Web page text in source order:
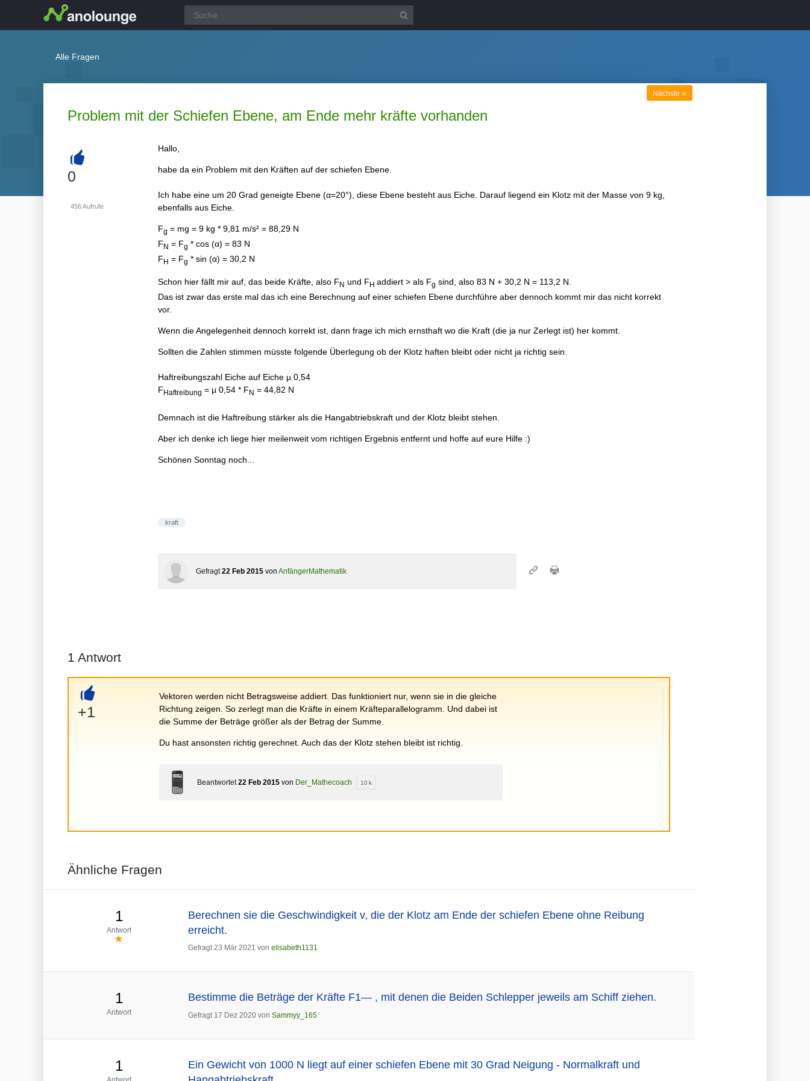
Alle Fragen
Problem mit der Schiefen Ebene, am Ende mehr kräfte vorhanden
Nächste »
+
0
456Aufrufe
Hallo,
habe da ein Problem mit den Kräften auf der schiefen Ebene.
Ich habe eine um 20 Grad geneigte Ebene (α=20°), diese Ebene besteht aus Eiche. Darauf liegend ein Klotz mit der Masse von 9 kg,
ebenfalls aus Eiche.
Fg = mg = 9 kg * 9,81 m/s² = 88,29 N
FN = Fg * cos (α) = 83 N
FH = Fg * sin (α) = 30,2 N
Schon hier fällt mir auf, das beide Kräfte, also F N und F H addiert > als Fg sind, also 83 N + 30,2 N = 113,2 N.
Das ist zwar das erste mal das ich eine Berechnung auf einer schiefen Ebene durchführe aber dennoch kommt mir das nicht korrekt
vor.
Wenn die Angelegenheit dennoch korrekt ist, dann frage ich mich ernsthaft wo die Kraft (die ja nur Zerlegt ist) her kommt.
Sollten die Zahlen stimmen müsste folgende Überlegung ob der Klotz haften bleibt oder nicht ja richtig sein.
Haftreibungszahl Eiche auf Eiche µ 0,54
FHaftreibung = µ 0,54 * FN = 44,82 N
Demnach ist die Haftreibung stärker als die Hangabtriebskraft und der Klotz bleibt stehen.
Aber ich denke ich liege hier meilenweit vom richtigen Ergebnis entfernt und hoffe auf eure Hilfe :)
Schönen Sonntag noch...
kraft
Gefragt 22 Feb 2015 von AnfängerMathematik
1 Antwort
+
+1
Vektoren werden nicht Betragsweise addiert. Das funktioniert nur, wenn sie in die gleiche
Richtung zeigen. So zerlegt man die Kräfte in einem Kräfteparallelogramm. Und dabei ist
die Summe der Beträge größer als der Betrag der Summe.
Du hast ansonsten richtig gerechnet. Auch das der Klotz stehen bleibt ist richtig.
Beantwortet 22 Feb 2015 von Der_Mathecoach 10 k
Ähnliche Fragen
1
Antwort
Berechnen sie die Geschwindigkeit v, die der Klotz am Ende der schiefen Ebene ohne Reibung
erreicht.
Gefragt 23 Mär 2021 von elisabeth1131
1
Antwort
Bestimme die Beträge der Kräfte F1— , mit denen die Beiden Schlepper jeweils am Schiff ziehen.
Gefragt 17 Dez 2020 von Sammyy_165
1
Ein Gewicht von 1000 N liegt auf einer schiefen Ebene mit 30 Grad Neigung - Normalkraft und